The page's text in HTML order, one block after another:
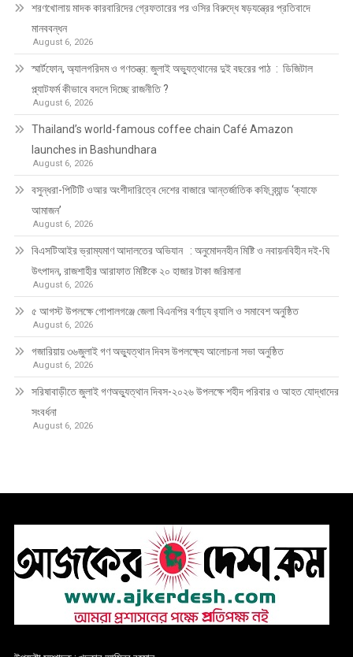
শরণখোলায় মাদক কারবারিদের গ্রেফতারের পর ওসির বিরুদ্ধে ষড়যন্ত্রের প্রতিবাদে
মানববন্ধন
August 6, 2026
স্মার্টফোন, অ্যালগরিদম ও গণতন্ত্র: জুলাই অভ্যুত্থানের দুই বছরের পাঠ : ডিজিটাল
প্ল্যাটফর্ম কীভাবে বদলে দিচ্ছে রাজনীতি ?
August 6, 2026
Thailand’s world-famous coffee chain Café Amazon
launches in Bashundhara
August 6, 2026
বসুন্ধরা-পিটিটি ওআর অংশীদারিত্বে দেশের বাজারে আন্তর্জাতিক কফি ব্র্যান্ড ‘ক্যাফে
আমাজন’
August 6, 2026
বিএসটিআইর ভ্রাম্যমাণ আদালতের অভিযান : অনুমোদনহীন মিষ্টি ও নবায়নবিহীন দই-ঘি
উৎপাদন, রাজশাহীর আরাফাত মিষ্টিকে ২০ হাজার টাকা জরিমানা
August 6, 2026
৫ আগস্ট উপলক্ষে গোপালগঞ্জে জেলা বিএনপির বর্ণাঢ্য র‍্যালি ও সমাবেশ অনুষ্ঠিত
August 6, 2026
গজারিয়ায় ৩৬জুলাই গণ অভ্যুত্থান দিবস উপলক্ষ্যে আলোচনা সভা অনুষ্ঠিত
August 6, 2026
সরিষাবাড়ীতে জুলাই গণঅভ্যুত্থান দিবস-২০২৬ উপলক্ষে শহীদ পরিবার ও আহত যোদ্ধাদের
সংবর্ধনা
August 6, 2026